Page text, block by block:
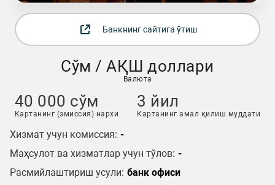
Банкнинг сайтига ўтиш
Сўм / АҚШ доллари
Валюта
40 000 сўм
Картанинг (эмиссия) нархи
3 йил
Картанинг амал қилиш муддати
Хизмат учун комиссия: -
Маҳсулот ва хизматлар учун тўлов: -
Расмийлаштириш усули: банк офиси